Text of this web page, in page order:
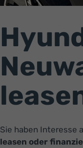
Sie haben Interesse
leasen oder